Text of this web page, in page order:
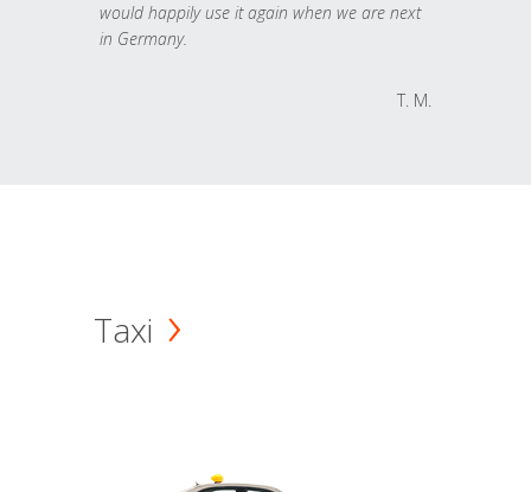
would happily use it again when we are next
in Germany.
T. M.
Taxi